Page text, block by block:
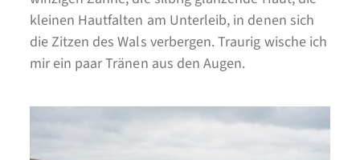
kleinen Hautfalten am Unterleib, in denen sich
die Zitzen des Wals verbergen. Traurig wische ich
mir ein paar Tränen aus den Augen.